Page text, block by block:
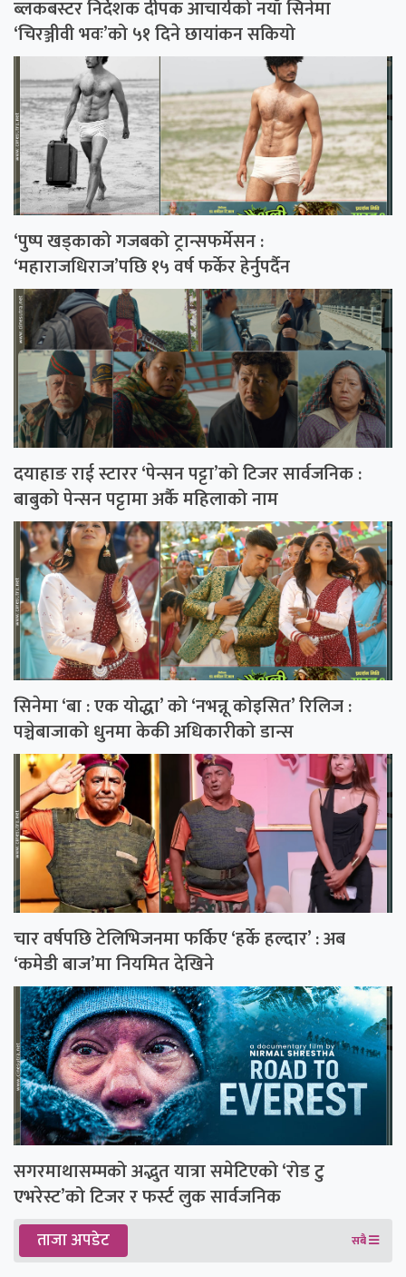
ब्लकबस्टर निर्देशक दीपक आचार्यको नयाँ सिनेमा
‘चिरञ्जीवी भवः’को ५१ दिने छायांकन सकियो
‘पुष्प खड्काको गजबको ट्रान्सफर्मेसन :
‘महाराजधिराज’पछि १५ वर्ष फर्केर हेर्नुपर्दैन
दयाहाङ राई स्टारर ‘पेन्सन पट्टा’को टिजर सार्वजनिक :
बाबुको पेन्सन पट्टामा अर्कै महिलाको नाम
सिनेमा ‘बा : एक योद्धा’ को ‘नभन्नू कोइसित’ रिलिज :
पञ्चेबाजाको धुनमा केकी अधिकारीको डान्स
चार वर्षपछि टेलिभिजनमा फर्किए ‘हर्के हल्दार’ : अब
‘कमेडी बाज’मा नियमित देखिने
सगरमाथासम्मको अद्भुत यात्रा समेटिएको ‘रोड टु
एभरेस्ट’को टिजर र फर्स्ट लुक सार्वजनिक
ताजा अपडेट सबै